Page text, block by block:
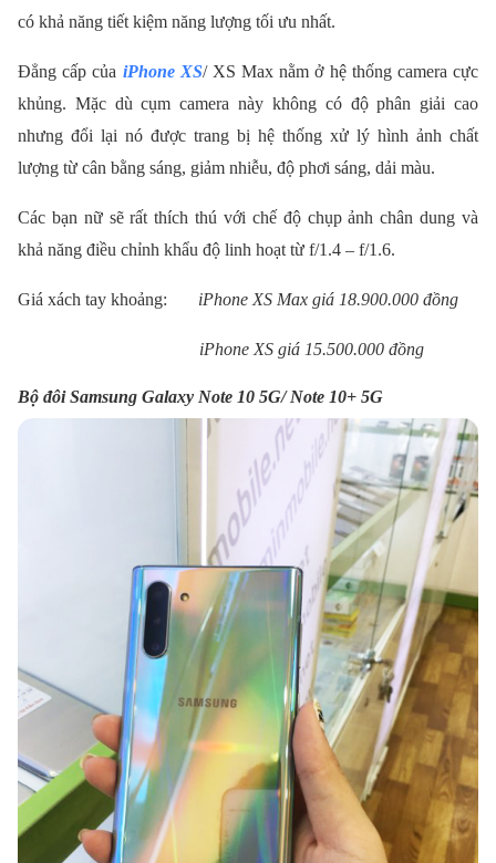
có khả năng tiết kiệm năng lượng tối ưu nhất.
Đẳng cấp của iPhone XS/ XS Max nằm ở hệ thống camera cực
khủng. Mặc dù cụm camera này không có độ phân giải cao
nhưng đổi lại nó được trang bị hệ thống xử lý hình ảnh chất
lượng từ cân bằng sáng, giảm nhiễu, độ phơi sáng, dải màu.
Các bạn nữ sẽ rất thích thú với chế độ chụp ảnh chân dung và
khả năng điều chỉnh khẩu độ linh hoạt từ f/1.4 – f/1.6.
Giá xách tay khoảng: iPhone XS Max giá 18.900.000 đồng
iPhone XS giá 15.500.000 đồng
Bộ đôi Samsung Galaxy Note 10 5G/ Note 10+ 5G